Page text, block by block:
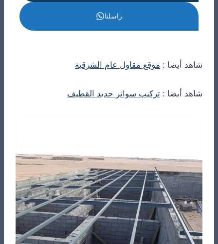
راسلنا
شاهد أيضا : موقع مقاول عام الشرقية
شاهد أيضا : تركيب سواتر حديد القطيف